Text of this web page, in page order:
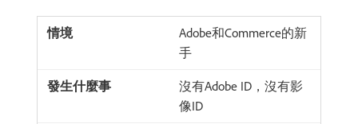
Adobe和Commerce的新
手
沒有Adobe ID，沒有影
像ID